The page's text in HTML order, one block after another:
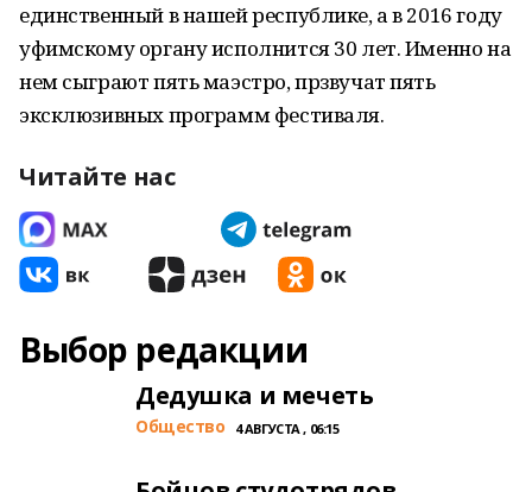
единственный в нашей республике, а в 2016 году
уфимскому органу исполнится 30 лет. Именно на
нем сыграют пять маэстро, прзвучат пять
эксклюзивных программ фестиваля.
Читайте нас
Выбор редакции
Дедушка и мечеть
Общество 4 АВГУСТА , 06:15